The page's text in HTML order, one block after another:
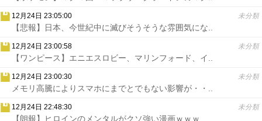
12月24日 23:05:00 未分類
【悲報】日本、今世紀中に滅びそうそうな雰囲気にな..
12月24日 23:00:58 未分類
【ワンピース】エニエスロビー、マリンフォード、イ..
12月24日 23:00:30 未分類
メモリ高騰によりスマホにまでとでもない影響が・・..
12月24日 22:48:30 未分類
【朗報】ヒロインのメンタルがクソ強い漫画ｗｗｗ..